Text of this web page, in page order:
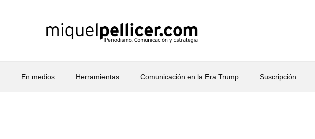
En medios Herramientas Comunicación en la Era Trump Suscripción